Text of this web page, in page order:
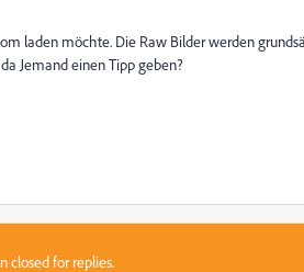
laden möchte. Die Raw Bilder werden
Jemand einen Tipp geben?
closed for replies.